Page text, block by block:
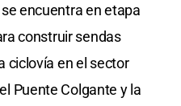
encuentra en etapa
construir sendas
ciclovía en el sector
Puente Colgante y la